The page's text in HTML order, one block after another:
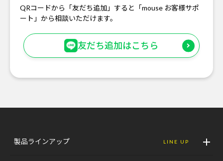
QRコードから「友だち追加」すると「mouse お客様サポ
ート」から相談いただけます。
友だち追加はこちら
製品ラインアップ LINE UP